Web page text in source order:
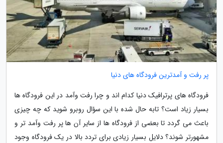
پر رفت و آمدترین فرودگاه های دنیا
فرودگاه های پرترافیک دنیا کدام اند و چرا رفت وآمد در این فرودگاه ها
بسیار زیاد است؟ تابه حال شده با این سؤال روبرو شوید که چه چیزی
باعث می گردد تا بعضی از فرودگاه ها از سایر آن ها پر رفت وآمد تر و
مشهورتر شوند؟ دلایل بسیار زیادی برای تردد بالا در یک فرودگاه وجود